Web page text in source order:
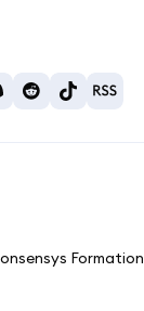
Formation